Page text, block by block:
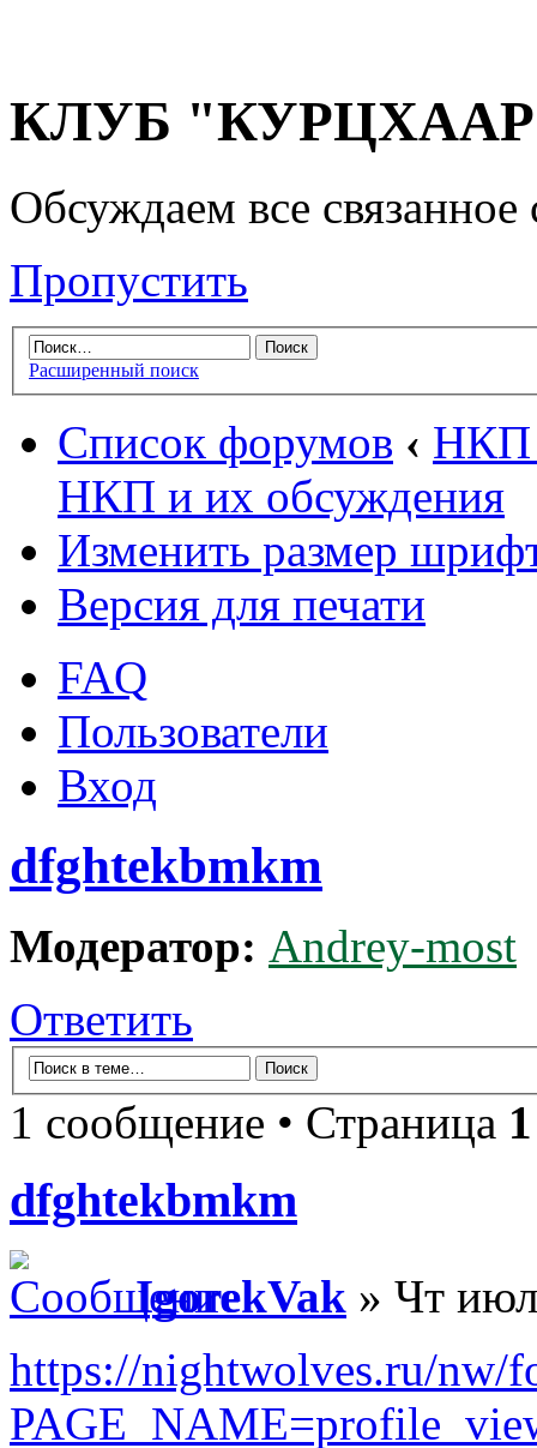
КЛУБ "КУРЦХААР"
Обсуждаем все
Пропустить
Расширенный поиск
Список форумов ‹ НКП
НКП и их обсуждения
Изменить размер
Версия для печати
FAQ
Пользователи
Вход
dfghtekbmkm
Модератор: Andrey-most
Ответить
1 сообщение • Страница 1
dfghtekbmkm
IgorekVak » Чт
https://nightwolves.ru/nw/